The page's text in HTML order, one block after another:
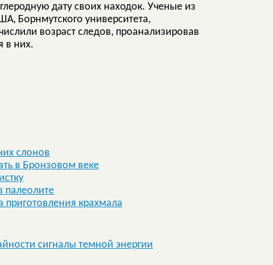
дату своих находок. Ученые из
Борнмутского университета,
возраст следов, проанализировав
в них.
слонов
в Бронзовом веке
палеолите
крахмала
сигналы темной энергии